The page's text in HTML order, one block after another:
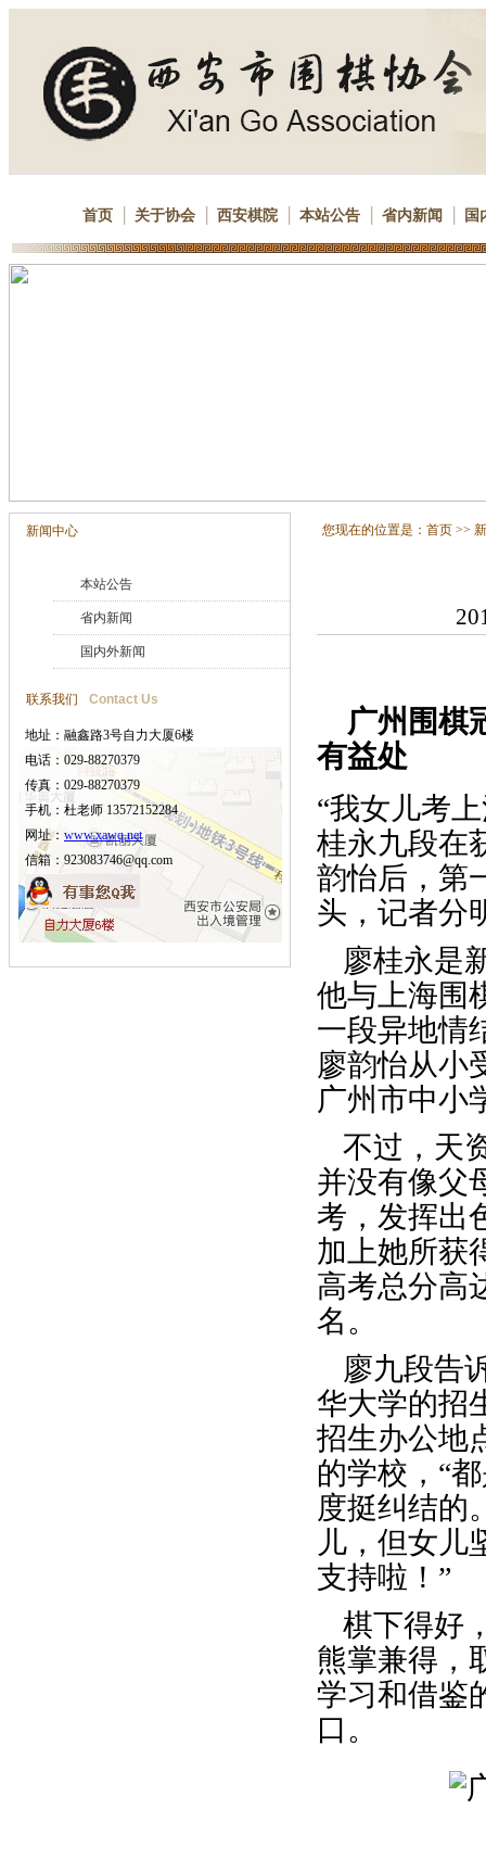
首页 关于协会 西安棋院 本站公告 省内新闻 国
新闻中心
本站公告
省内新闻
国内外新闻
联系我们 Contact Us
地址：融鑫路3号自力大厦6楼
电话：029-88270379
传真：029-88270379
手机：杜老师 13572152284
网址： www.xawq.net
信箱：923083746@qq.com
您现在的位置是： 首页 >>
广州围棋
有益处
“我女儿考
桂永九段在
韵怡后，第
头，记者分
廖桂永是
他与上海围
一段异地情
廖韵怡从小
广州市中小
不过，天
并没有像父
考，发挥出
加上她所获
高考总分高
名。
廖九段告
华大学的招
招生办公地
的学校，“
度挺纠结的
儿，但女儿
支持啦！”
棋下得好
熊掌兼得，
学习和借鉴
口。